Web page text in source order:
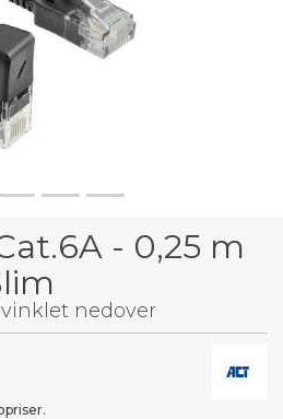
- 0,25 m
vinklet nedover